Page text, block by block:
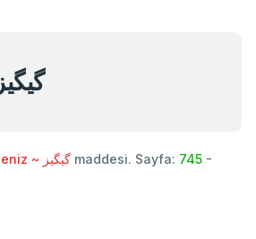
geniz ~ گیگيز
geniz ~ گیگيز maddesi. Sayfa: 745 -